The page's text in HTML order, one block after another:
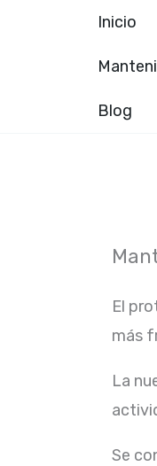
Inicio
Blog
El
más
La
Se